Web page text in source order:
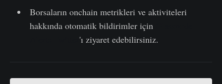
Borsaların onchain metrikleri ve aktiviteleri
hakkında otomatik bildirimler için
'ı ziyaret edebilirsiniz.